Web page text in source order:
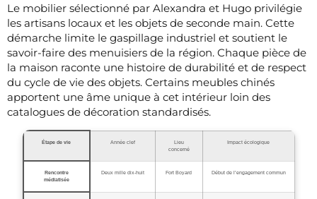
Le mobilier sélectionné par Alexandra et Hugo privilégie
les artisans locaux et les objets de seconde main. Cette
démarche limite le gaspillage industriel et soutient le
savoir-faire des menuisiers de la région. Chaque pièce de
la maison raconte une histoire de durabilité et de respect
du cycle de vie des objets. Certains meubles chinés
apportent une âme unique à cet intérieur loin des
catalogues de décoration standardisés.
Étape de vie Année clef
Lieu
concerné
Impact écologique
Rencontre
médiatisée
Deux mille dix-huit Fort Boyard Début de l’engagement commun